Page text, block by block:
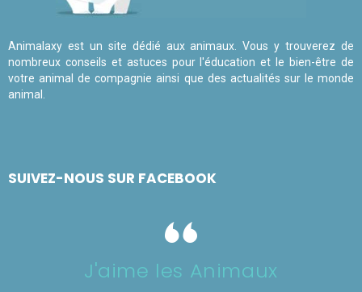
Animalaxy est un site dédié aux animaux. Vous y trouverez de
nombreux conseils et astuces pour l'éducation et le bien-être de
votre animal de compagnie ainsi que des actualités sur le monde
animal.
SUIVEZ-NOUS SUR FACEBOOK
J'aime les Animaux